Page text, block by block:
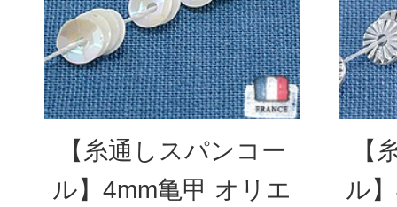
【糸通しスパンコー
ル】4mm亀甲 オリエ
【
ル